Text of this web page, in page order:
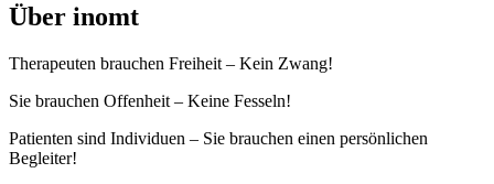
Über inomt
Therapeuten brauchen Freiheit – Kein Zwang!
Sie brauchen Offenheit – Keine Fesseln!
Patienten sind Individuen – Sie brauchen einen persönlichen
Begleiter!